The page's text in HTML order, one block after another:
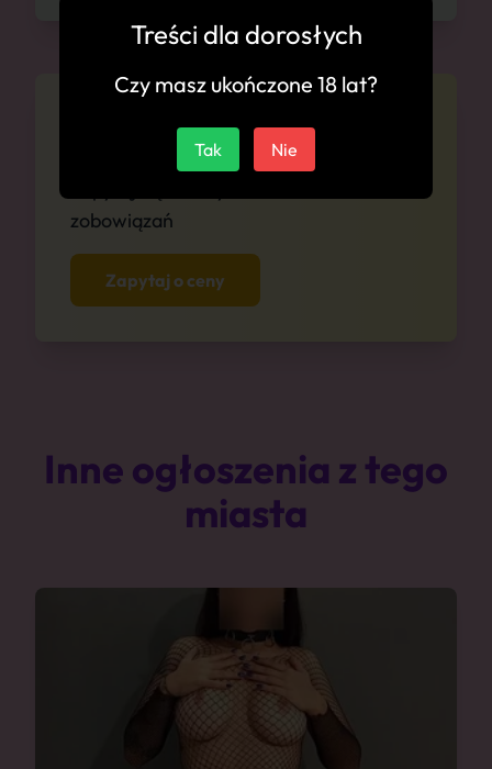
zobowiązań
Zapytaj o ceny
Inne ogłoszenia z tego
miasta
Treści dla dorosłych
Czy masz ukończone 18 lat?
Tak Nie